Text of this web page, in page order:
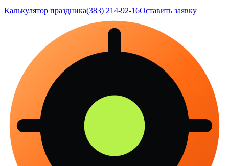
Калькулятор праздника(383) 214-92-16Оставить заявку